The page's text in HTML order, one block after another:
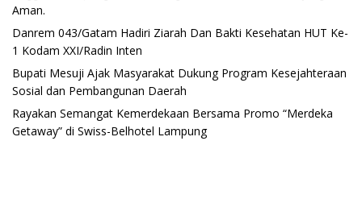
Aman.
Danrem 043/Gatam Hadiri Ziarah Dan Bakti Kesehatan HUT Ke-
1 Kodam XXI/Radin Inten
Bupati Mesuji Ajak Masyarakat Dukung Program Kesejahteraan
Sosial dan Pembangunan Daerah
Rayakan Semangat Kemerdekaan Bersama Promo “Merdeka
Getaway” di Swiss-Belhotel Lampung